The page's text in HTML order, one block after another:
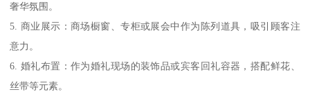
奢华氛围。
5. 商业展示：商场橱窗、专柜或展会中作为陈列道具，吸引顾客注
意力。
6. 婚礼布置：作为婚礼现场的装饰品或宾客回礼容器，搭配鲜花、
丝带等元素。